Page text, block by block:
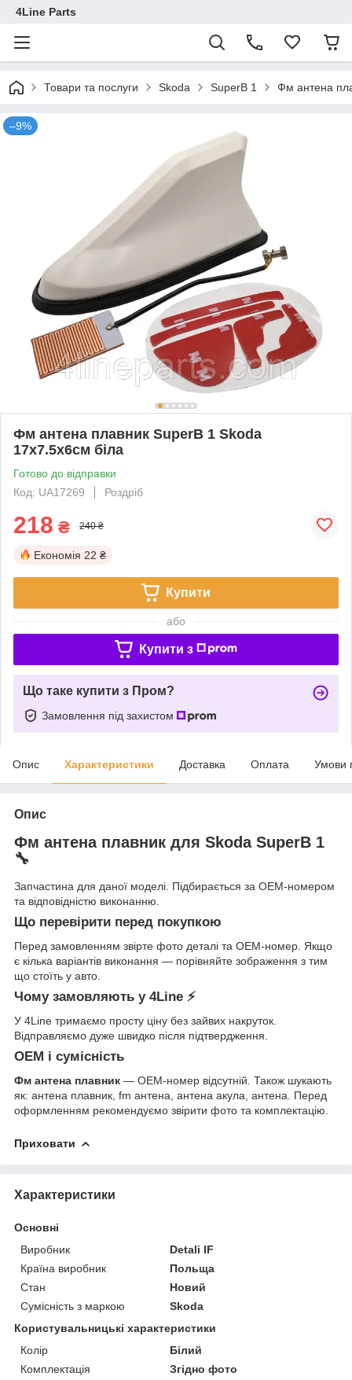
4Line Parts
Товари та послуги Skoda SuperB 1 Фм антена
–9%
Фм антена плавник SuperB 1 Skoda
17x7.5x6см біла
Готово до відправки
Код: UA17269
Роздріб
218 ₴ 240 ₴
Економія 22 ₴
Купити
або
Купити з
Що таке купити з Пром?
Замовлення під захистом
Опис Характеристики Доставка Оплата Умови
Опис
Фм антена плавник для Skoda SuperB 1
🔧
Запчастина для даної моделі. Підбирається за OEM-номером
та відповідністю виконанню.
Що перевірити перед покупкою
Перед замовленням звірте фото деталі та OEM-номер. Якщо
є кілька варіантів виконання — порівняйте зображення з тим
що стоїть у авто.
Чому замовляють у 4Line ⚡
У 4Line тримаємо просту ціну без зайвих накруток.
Відправляємо дуже швидко після підтвердження.
OEM і сумісність
Фм антена плавник — OEM-номер відсутній. Також шукають
як: антена плавник, fm антена, антена акула, антена. Перед
оформленням рекомендуємо звірити фото та комплектацію.
Приховати
Характеристики
Основні
Виробник
Detali IF
Країна виробник
Польща
Стан
Новий
Сумісність з маркою
Skoda
Користувальницькі характеристики
Колір
Білий
Комплектація
Згідно фото